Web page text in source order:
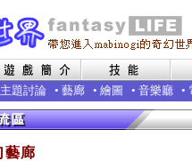
主題討論 • 藝廊 • 繪圖 • 音樂廳 •
藝廊